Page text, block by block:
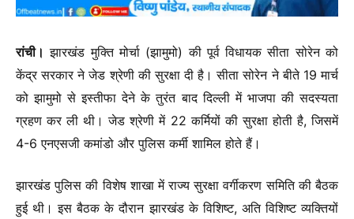
रांची। झारखंड मुक्ति मोर्चा (झामुमो) की पूर्व विधायक सीता सोरेन को
केंद्र सरकार ने जेड श्रेणी की सुरक्षा दी है। सीता सोरेन ने बीते 19 मार्च
को झामुमो से इस्तीफा देने के तुरंत बाद दिल्ली में भाजपा की सदस्यता
ग्रहण कर ली थी। जेड श्रेणी में 22 कर्मियों की सुरक्षा होती है, जिसमें
4-6 एनएसजी कमांडो और पुलिस कर्मी शामिल होते हैं।
झारखंड पुलिस की विशेष शाखा में राज्य सुरक्षा वर्गीकरण समिति की बैठक
हुई थी। इस बैठक के दौरान झारखंड के विशिष्ट, अति विशिष्ट व्यक्तियों